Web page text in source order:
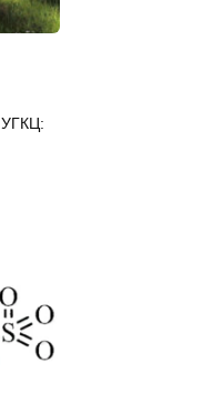
УГКЦ: